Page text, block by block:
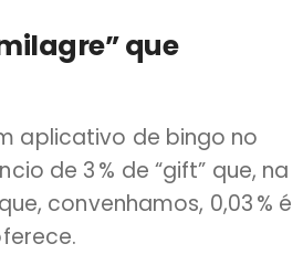
que
aplicativo de bingo no
de 3 % de “gift” que, na
convenhamos, 0,03 % é